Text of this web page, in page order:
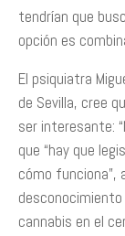
tendrían que
opción es
El psiquiatra
de Sevilla, cree
ser interesante:
que “hay que
cómo funciona”,
cannabis en el